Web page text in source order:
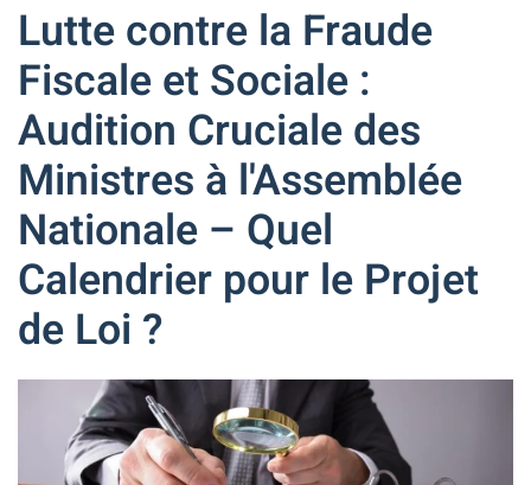
Lutte contre la Fraude
Fiscale et Sociale :
Audition Cruciale des
Ministres à l'Assemblée
Nationale – Quel
Calendrier pour le Projet
de Loi ?